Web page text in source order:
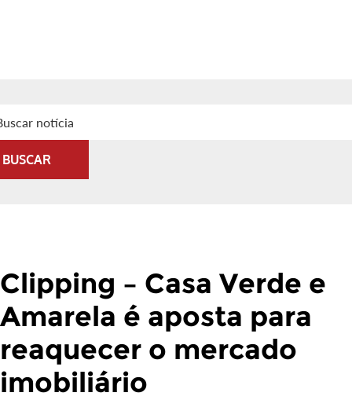
BUSCAR
Clipping – Casa Verde e
Amarela é aposta para
reaquecer o mercado
imobiliário